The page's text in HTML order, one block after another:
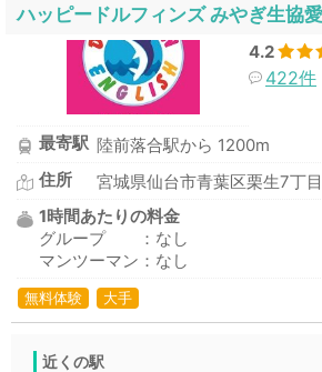
ハッピードルフィンズ みやぎ生協
4.2
422件
最寄駅 陸前落合駅から 1200m
住所
宮城県仙台市青葉区栗生7丁
1時間あたりの料金
グループ ：なし
マンツーマン：なし
無料体験 大手
近くの駅